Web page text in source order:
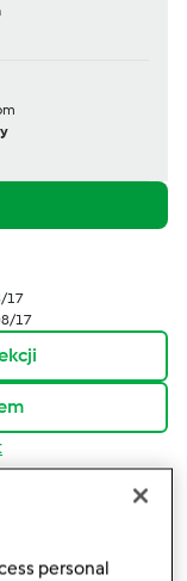
17
17
personal